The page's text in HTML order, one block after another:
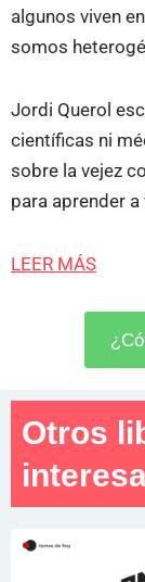
algunos viven
somos
Jordi Querol
científicas ni
sobre la vejez
para aprender
LEER MÁS
Otros